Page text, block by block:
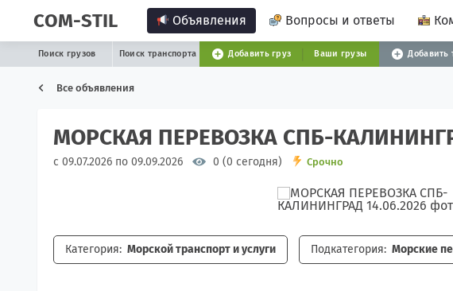
COM-STIL Объявления Вопросы и ответы
Поиск грузов Поиск транспорта Добавить груз Ваши грузы Добавить
Все объявления
МОРСКАЯ ПЕРЕВОЗКА СПБ-
с 09.07.2026 по 09.09.2026 0 (0 сегодня) Срочно
Категория: Морской транспорт и услуги Подкатегория: Морские